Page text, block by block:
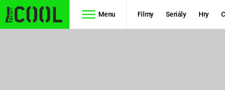
Menu Filmy Seriály Hry